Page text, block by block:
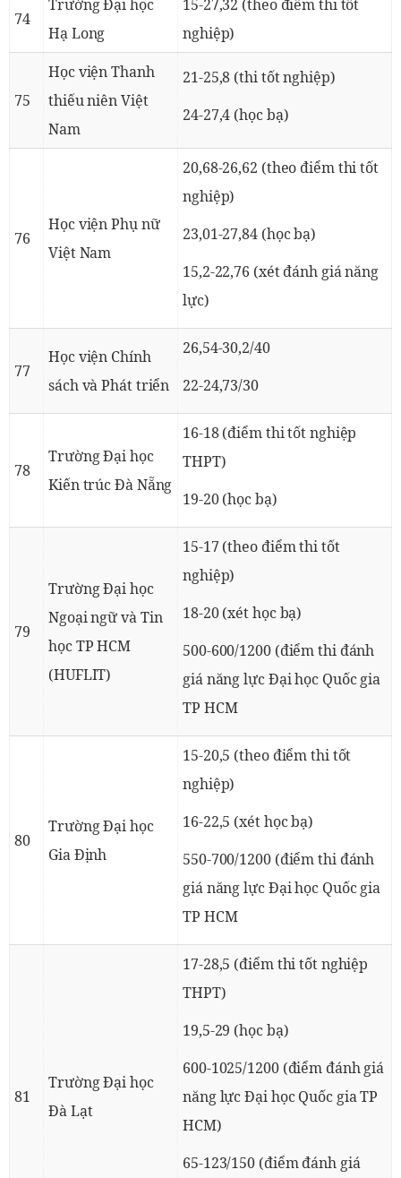
74
Trường Đại học
Hạ Long
15-27,32 (theo điểm thi tốt
nghiệp)
75
Học viện Thanh
thiếu niên Việt
Nam
21-25,8 (thi tốt nghiệp)
24-27,4 (học bạ)
76
Học viện Phụ nữ
Việt Nam
20,68-26,62 (theo điểm thi tốt
nghiệp)
23,01-27,84 (học bạ)
15,2-22,76 (xét đánh giá năng
lực)
77
Học viện Chính
sách và Phát triển
26,54-30,2/40
22-24,73/30
78
Trường Đại học
Kiến trúc Đà Nẵng
16-18 (điểm thi tốt nghiệp
THPT)
19-20 (học bạ)
79
Trường Đại học
Ngoại ngữ và Tin
học TP HCM
(HUFLIT)
15-17 (theo điểm thi tốt
nghiệp)
18-20 (xét học bạ)
500-600/1200 (điểm thi đánh
giá năng lực Đại học Quốc gia
TP HCM
80
Trường Đại học
Gia Định
15-20,5 (theo điểm thi tốt
nghiệp)
16-22,5 (xét học bạ)
550-700/1200 (điểm thi đánh
giá năng lực Đại học Quốc gia
TP HCM
81
Trường Đại học
Đà Lạt
17-28,5 (điểm thi tốt nghiệp
THPT)
19,5-29 (học bạ)
600-1025/1200 (điểm đánh giá
năng lực Đại học Quốc gia TP
HCM)
65-123/150 (điểm đánh giá